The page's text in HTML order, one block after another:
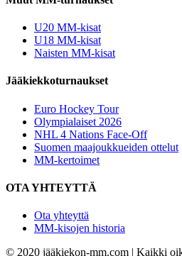
U20 MM-kisat
U18 MM-kisat
Naisten MM-kisat
Jääkiekkoturnaukset
Euro Hockey Tour
Olympialaiset 2026
NHL 4 Nations Face-Off
Suomen maajoukkueiden ottelut
MM-kertoimet
OTA YHTEYTTÄ
Ota yhteyttä
MM-kisojen historia
© 2020 jääkiekon-mm.com | Kaikki